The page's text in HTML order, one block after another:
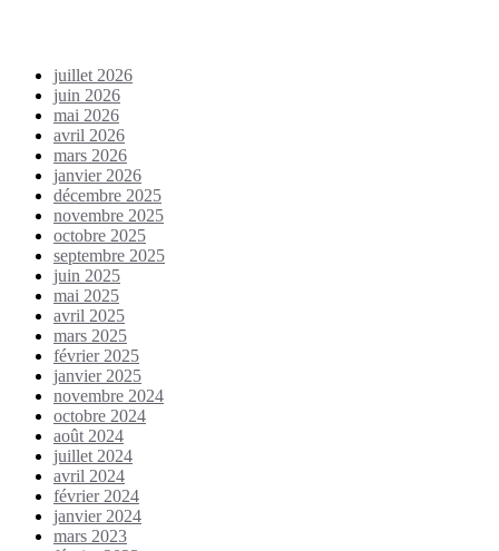
juillet 2026
juin 2026
mai 2026
avril 2026
mars 2026
janvier 2026
décembre 2025
novembre 2025
octobre 2025
septembre 2025
juin 2025
mai 2025
avril 2025
mars 2025
février 2025
janvier 2025
novembre 2024
octobre 2024
août 2024
juillet 2024
avril 2024
février 2024
janvier 2024
mars 2023